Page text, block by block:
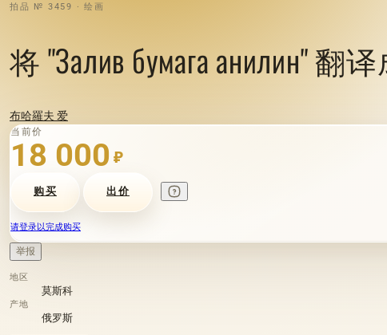
拍品 № 3459 · 绘画
将 "Залив бумага анилин"
布哈羅夫 爱
当前价
18 000 ₽
购买 出价
请登录以完成购买
举报
地区
莫斯科
产地
俄罗斯